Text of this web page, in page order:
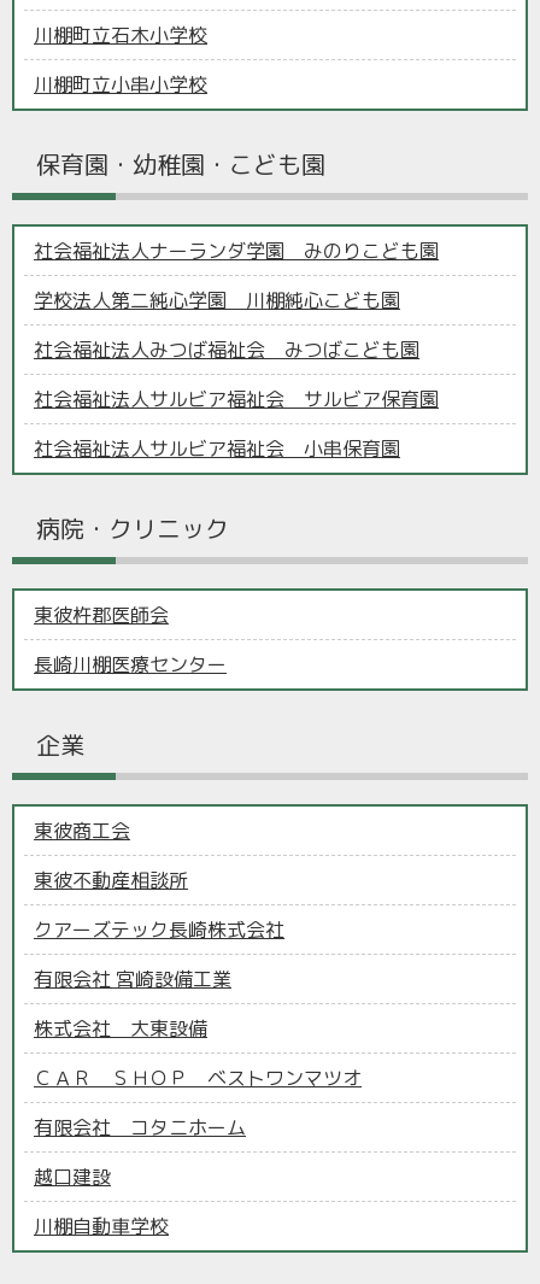
川棚町立石木小学校
川棚町立小串小学校
保育園・幼稚園・こども園
社会福祉法人ナーランダ学園 みのりこども園
学校法人第二純心学園 川棚純心こども園
社会福祉法人みつば福祉会 みつばこども園
社会福祉法人サルビア福祉会 サルビア保育園
社会福祉法人サルビア福祉会 小串保育園
病院・クリニック
東彼杵郡医師会
長崎川棚医療センター
企業
東彼商工会
東彼不動産相談所
クアーズテック長崎株式会社
有限会社 宮崎設備工業
株式会社 大東設備
ＣＡＲ ＳＨＯＰ ベストワンマツオ
有限会社 コタニホーム
越口建設
川棚自動車学校